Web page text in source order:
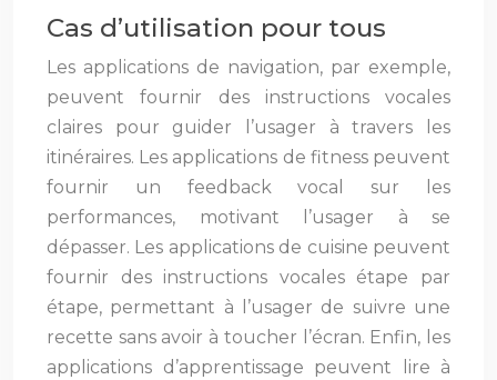
Cas d’utilisation pour tous
Les applications de navigation, par exemple,
peuvent fournir des instructions vocales
claires pour guider l’usager à travers les
itinéraires. Les applications de fitness peuvent
fournir un feedback vocal sur les
performances, motivant l’usager à se
dépasser. Les applications de cuisine peuvent
fournir des instructions vocales étape par
étape, permettant à l’usager de suivre une
recette sans avoir à toucher l’écran. Enfin, les
applications d’apprentissage peuvent lire à